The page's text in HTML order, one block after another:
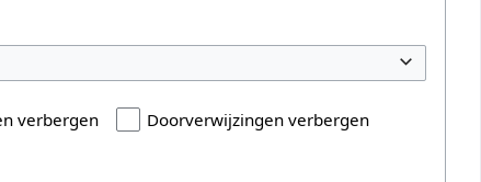
verbergen Doorverwijzingen verbergen